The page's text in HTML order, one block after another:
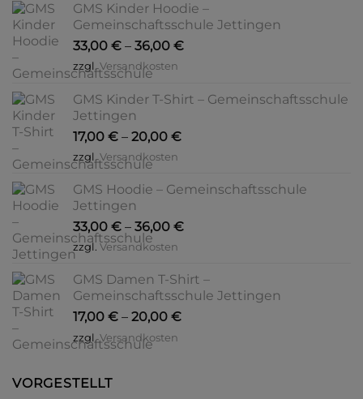
GMS Kinder Hoodie –
Gemeinschaftsschule Jettingen
33,00 € – 36,00 €
zzgl.Versandkosten
GMS Kinder T-Shirt – Gemeinschaftsschule
Jettingen
17,00 € – 20,00 €
zzgl.Versandkosten
GMS Hoodie – Gemeinschaftsschule
Jettingen
33,00 € – 36,00 €
zzgl. Versandkosten
GMS Damen T-Shirt –
Gemeinschaftsschule Jettingen
17,00 € – 20,00 €
zzgl.Versandkosten
VORGESTELLT